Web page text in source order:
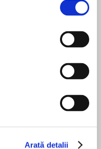
Arată detalii
from the outside.
was expecting. The
the people on
is better,
who saw it all with
on inside a
recenzii